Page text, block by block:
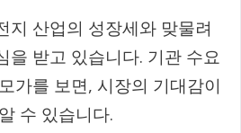
지 산업의 성장세와 맞물려
을 받고 있습니다. 기관 수요
가를 보면, 시장의 기대감이
수 있습니다.